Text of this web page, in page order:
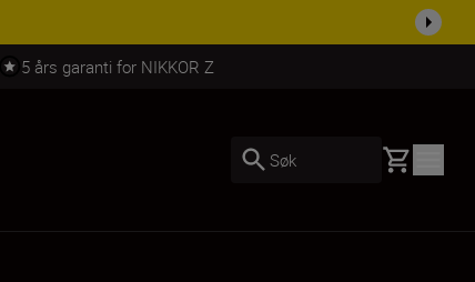
5 års garanti for NIKKOR Z
Søk Basket